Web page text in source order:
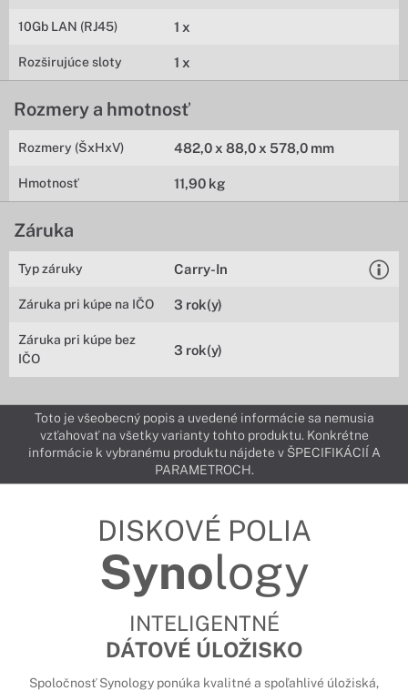
10Gb LAN (RJ45) 1 x
Rozširujúce sloty 1 x
Rozmery a hmotnosť
Rozmery (ŠxHxV) 482,0 x 88,0 x 578,0 mm
Hmotnosť 11,90 kg
Záruka
Typ záruky Carry-In
Záruka pri kúpe na IČO 3 rok(y)
Záruka pri kúpe bez
IČO
3 rok(y)
Toto je všeobecný popis a uvedené informácie sa nemusia
vzťahovať na všetky varianty tohto produktu. Konkrétne
informácie k vybranému produktu nájdete v ŠPECIFIKÁCIÍ A
PARAMETROCH.
DISKOVÉ POLIA
Synology
INTELIGENTNÉ
DÁTOVÉ ÚLOŽISKO
Spoločnosť Synology ponúka kvalitné a spoľahlivé úložiská,